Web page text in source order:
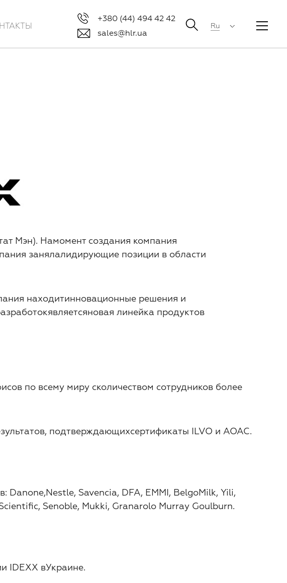
+380 (44) 494 42 42
sales@hlr.ua
Ru
Мэн). Намомент создания компания
занялалидирующие позиции в области
находитинновационные решения и
являетсяновая линейка продуктов
по всему миру сколичеством сотрудников более
подтверждающихсертификаты ILVO и AOAC.
Savencia, DFA, EMMI, BelgoMilk, Yili,
Senoble, Mukki, Granarolo Murray Goulburn.
вУкраине.